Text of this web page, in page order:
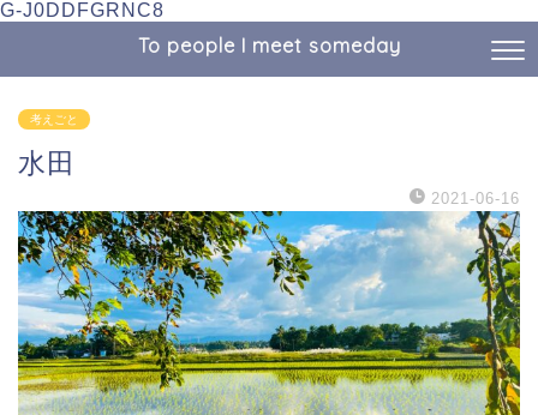
G-J0DDFGRNC8
To people I meet someday
考えごと
水田
2021-06-16